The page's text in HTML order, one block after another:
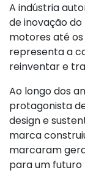
A indústria
de inovação
motores até
representa a
reinventar e
Ao longo dos
protagonista
design e
marca
marcaram
para um futuro